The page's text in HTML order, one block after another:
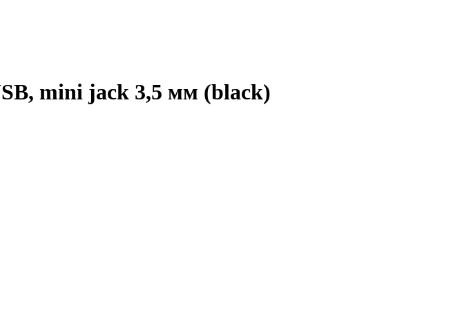
mini jack 3,5 мм (black)